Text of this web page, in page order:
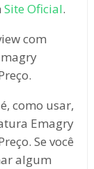
Site Oficial.
com
como usar,
Emagry
Se você
algum